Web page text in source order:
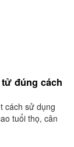
đúng cách
cách sử dụng
tuổi thọ, cân